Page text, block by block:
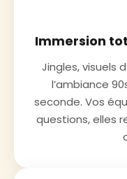
Immersion
Jingles, visuels
l’ambiance
seconde. Vos
questions, elles